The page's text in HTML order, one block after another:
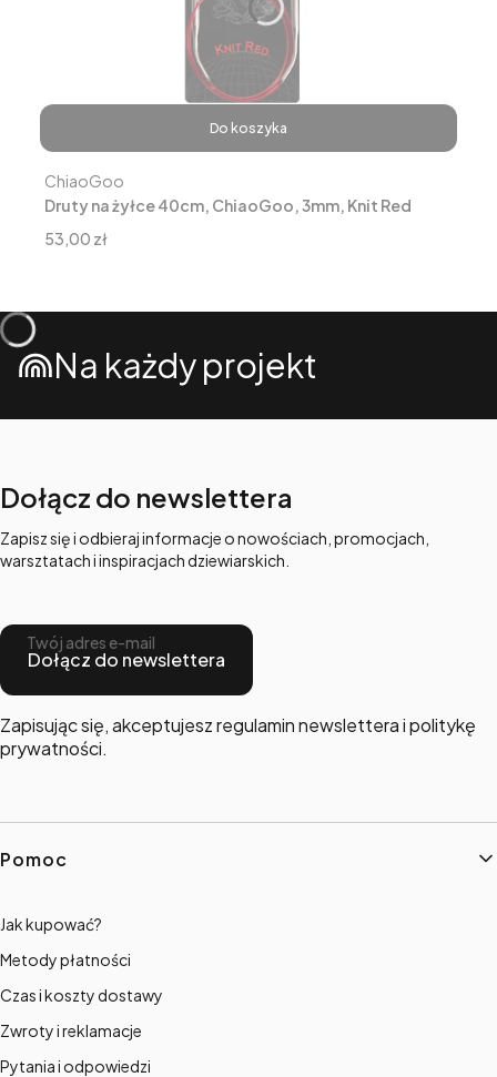
Do koszyka
Druty na żyłce 40cm, ChiaoGoo, 3mm, Knit Red
Producent
ChiaoGoo
Cena
53,00 zł
Na każdy projekt
Dołącz do newslettera
Zapisz się i odbieraj informacje o nowościach, promocjach,
warsztatach i inspiracjach dziewiarskich.
Twój adres e-mail
Dołącz do newslettera
Zapisując się, akceptujesz regulamin newslettera i politykę
prywatności.
Linki w stopce
Pomoc
Jak kupować?
Metody płatności
Czas i koszty dostawy
Zwroty i reklamacje
Pytania i odpowiedzi